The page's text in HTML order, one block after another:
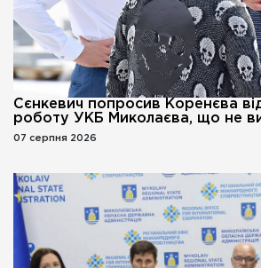
Сєнкевич попросив Коренєва
роботу УКБ Миколаєва, що не
07 серпня 2026